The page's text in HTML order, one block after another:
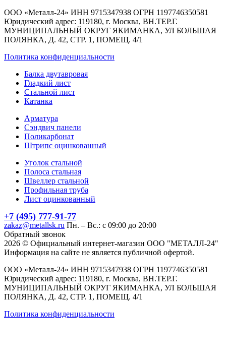
ООО «Металл-24» ИНН 9715347938 ОГРН 1197746350581
Юридический адрес: 119180, г. Москва, ВН.ТЕР.Г.
МУНИЦИПАЛЬНЫЙ ОКРУГ ЯКИМАНКА, УЛ БОЛЬШАЯ
ПОЛЯНКА, Д. 42, СТР. 1, ПОМЕЩ. 4/1
Политика конфиденциальности
Балка двутавровая
Гладкий лист
Стальной лист
Катанка
Арматура
Сэндвич панели
Поликарбонат
Штрипс оцинкованный
Уголок стальной
Полоса стальная
Швеллер стальной
Профильная труба
Лист оцинкованный
+7 (495) 777-91-77
zakaz@metallsk.ru Пн. – Вс.: с 09:00 до 20:00
Обратный звонок
2026 © Официальный интернет-магазин ООО "МЕТАЛЛ-24"
Информация на сайте не является публичной офертой.
ООО «Металл-24» ИНН 9715347938 ОГРН 1197746350581
Юридический адрес: 119180, г. Москва, ВН.ТЕР.Г.
МУНИЦИПАЛЬНЫЙ ОКРУГ ЯКИМАНКА, УЛ БОЛЬШАЯ
ПОЛЯНКА, Д. 42, СТР. 1, ПОМЕЩ. 4/1
Политика конфиденциальности